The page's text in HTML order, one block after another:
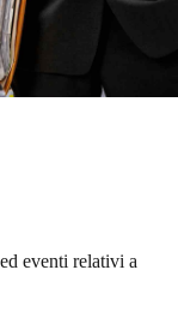
eventi relativi a